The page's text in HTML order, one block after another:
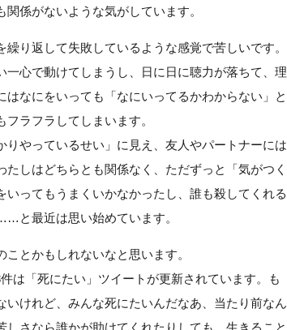
係がないような気がしています。
り返して失敗しているような感覚で苦しいです。
心で動けてしまうし、日に日に聴力が落ちて、理
なにをいっても「なにいってるかわからない」と
ラフラしてしまいます。
やっているせい」に見え、友人やパートナーには
しはどちらとも関係なく、ただずっと「気がつく
ってもうまくいかなかったし、誰も殺してくれる
と最近は思い始めています。
とかもしれないなと思います。
は「死にたい」ツイートが更新されています。も
けれど、みんな死にたいんだなあ、当たり前なん
さなら誰かが助けてくれたりしても、生きること